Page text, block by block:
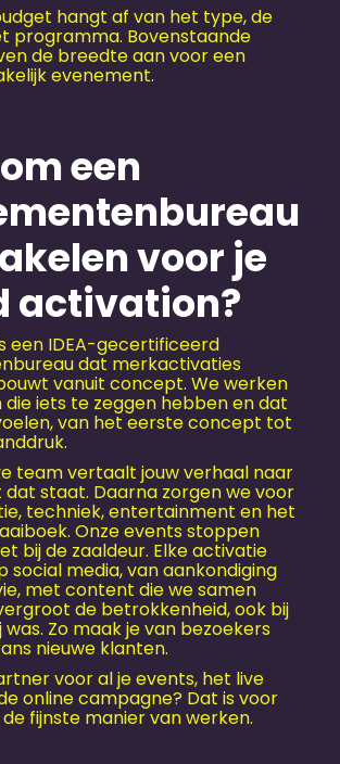
hangt af van het type, de
programma. Bovenstaande
de breedte aan voor een
evenement.
een
voor je
activation?
een IDEA-gecertificeerd
dat merkactivaties
vanuit concept. We werken
iets te zeggen hebben en dat
van het eerste concept tot
team vertaalt jouw verhaal naar
staat. Daarna zorgen we voor
techniek, entertainment en het
Onze events stoppen
bij de zaaldeur. Elke activatie
social media, van aankondiging
met content die we samen
de betrokkenheid, ook bij
Zo maak je van bezoekers
nieuwe klanten.
voor al je events, het live
online campagne? Dat is voor
fijnste manier van werken.